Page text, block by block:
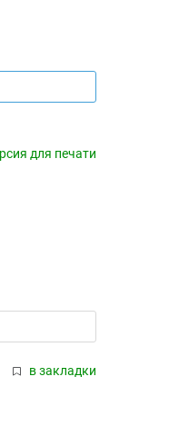
для печати
в закладки